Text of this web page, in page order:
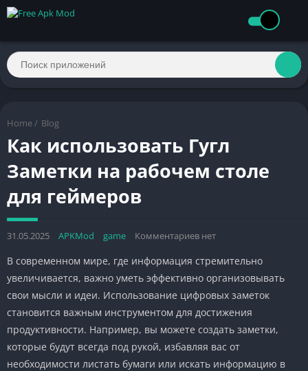
Home / Blog
Как использовать Гугл
Заметки на рабочем столе
для геймеров
31.05.2025 APKMod game Комментариев нет
В современном мире, где информация стремительно
увеличивается, важно уметь эффективно организовывать
свои мысли и идеи. Использование цифровых заметок
становится важным инструментом для достижения
продуктивности. Например, вы можете создать заметки,
которые будут всегда под рукой, избавляя вас от
необходимости листать бумаги или искать информацию в